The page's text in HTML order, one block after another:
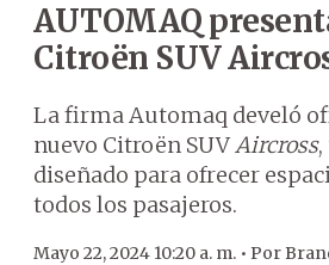
AUTOMAQ
Citroën SUV
La firma Automaq develó
nuevo Citroën SUVAircross
diseñado para ofrecer
todos los pasajeros.
Mayo 22, 2024 10:20 a. m. • Por